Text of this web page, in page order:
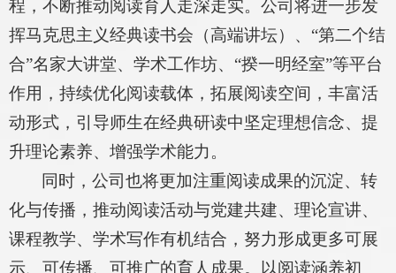
程，不断推动阅读育人走深走实。公司将进一步发
挥马克思主义经典读书会（高端讲坛）、“第二个结
合”名家大讲堂、学术工作坊、“揆一明经室”等平台
作用，持续优化阅读载体，拓展阅读空间，丰富活
动形式，引导师生在经典研读中坚定理想信念、提
升理论素养、增强学术能力。
同时，公司也将更加注重阅读成果的沉淀、转
化与传播，推动阅读活动与党建共建、理论宣讲、
课程教学、学术写作有机结合，努力形成更多可展
示、可传播、可推广的育人成果。以阅读涵养初